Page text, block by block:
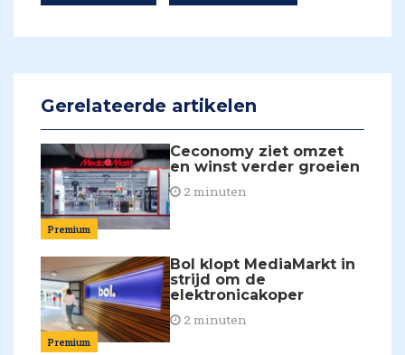
Gerelateerde artikelen
Premium
Ceconomy ziet omzet
en winst verder groeien
2 minuten
Premium
Bol klopt MediaMarkt in
strijd om de
elektronicakoper
2 minuten